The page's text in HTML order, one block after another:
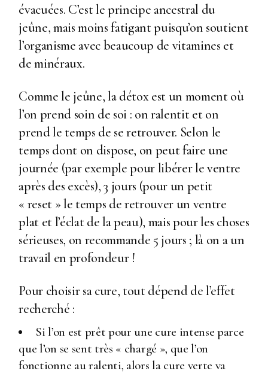
évacuées. C’est le principe ancestral du
jeûne, mais moins fatigant puisqu’on soutient
l’organisme avec beaucoup de vitamines et
de minéraux.
Comme le jeûne, la détox est un moment où
l’on prend soin de soi : on ralentit et on
prend le temps de se retrouver. Selon le
temps dont on dispose, on peut faire une
journée (par exemple pour libérer le ventre
après des excès), 3 jours (pour un petit
« reset » le temps de retrouver un ventre
plat et l’éclat de la peau), mais pour les choses
sérieuses, on recommande 5 jours ; là on a un
travail en profondeur !
Pour choisir sa cure, tout dépend de l’effet
recherché :
Si l’on est prêt pour une cure intense parce
que l’on se sent très « chargé », que l’on
fonctionne au ralenti, alors la cure verte va